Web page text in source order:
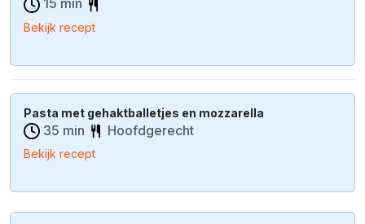
Bekijk recept
Pasta met gehaktballetjes en mozzarella
35 min Hoofdgerecht
Bekijk recept